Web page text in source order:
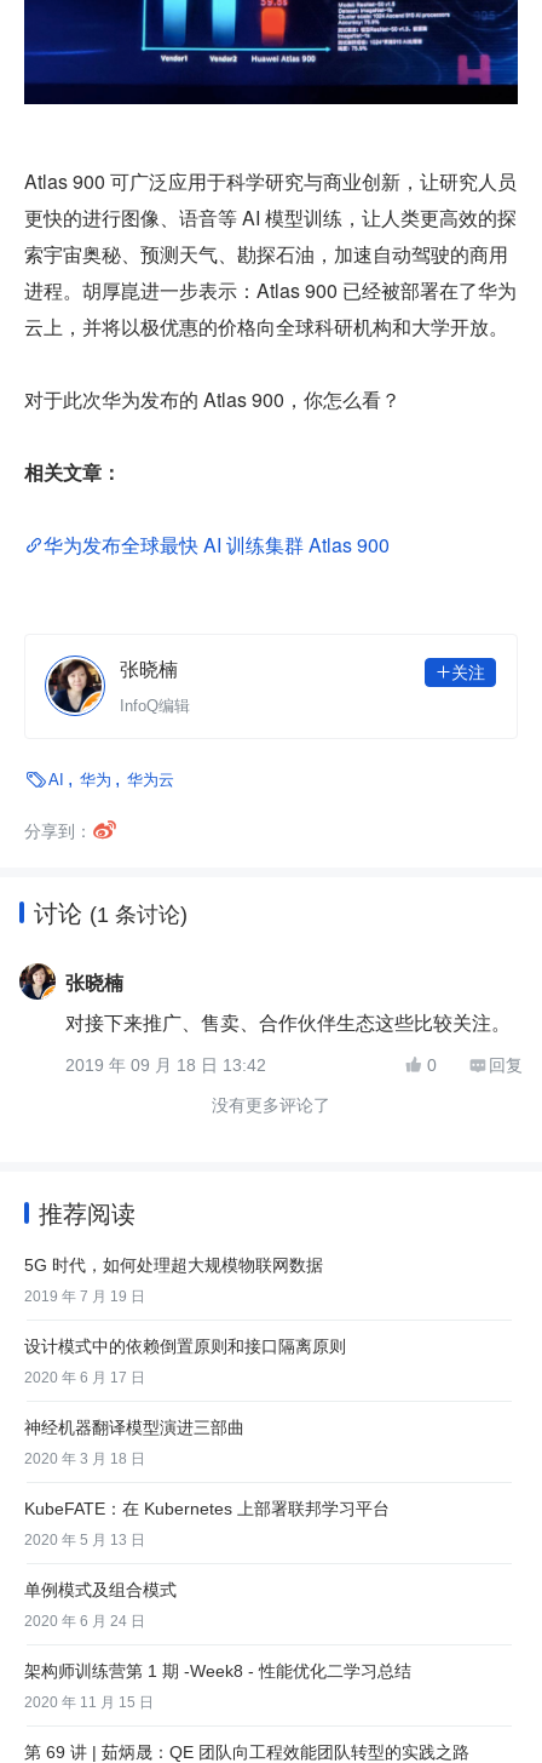
Atlas 900 可广泛应用于科学研究与商业创新，让研究人员
更快的进行图像、语音等 AI 模型训练，让人类更高效的探
索宇宙奥秘、预测天气、勘探石油，加速自动驾驶的商用
进程。胡厚崑进一步表示：Atlas 900 已经被部署在了华为
云上，并将以极优惠的价格向全球科研机构和大学开放。
对于此次华为发布的 Atlas 900，你怎么看？
相关文章：
华为发布全球最快 AI 训练集群 Atlas 900
张晓楠 关注
InfoQ编辑
AI 华为 华为云
分享到：
讨论 (1 条讨论)
张晓楠
对接下来推广、售卖、合作伙伴生态这些比较关注。
2019 年 09 月 18 日 13:42  0  回复
没有更多评论了
推荐阅读
5G 时代，如何处理超大规模物联网数据
2019 年 7 月 19 日
设计模式中的依赖倒置原则和接口隔离原则
2020 年 6 月 17 日
神经机器翻译模型演进三部曲
2020 年 3 月 18 日
KubeFATE：在 Kubernetes 上部署联邦学习平台
2020 年 5 月 13 日
单例模式及组合模式
2020 年 6 月 24 日
架构师训练营第 1 期 -Week8 - 性能优化二学习总结
2020 年 11 月 15 日
第 69 讲 | 茹炳晟：QE 团队向工程效能团队转型的实践之路